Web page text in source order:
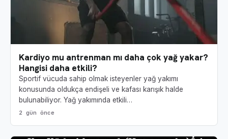
Kardiyo mu antrenman mı daha çok yağ yakar?
Hangisi daha etkili?
Sportif vücuda sahip olmak isteyenler yağ yakımı
konusunda oldukça endişeli ve kafası karışık halde
bulunabiliyor. Yağ yakımında etkili…
2 gün önce